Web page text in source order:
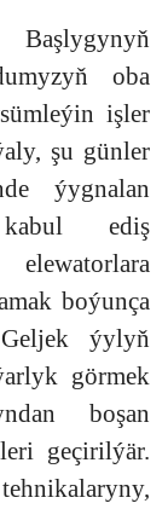
oba
işler
şu günler
ýygnalan
ediş
boýunça
ýylyň
görmek
boşan
geçirilýär.